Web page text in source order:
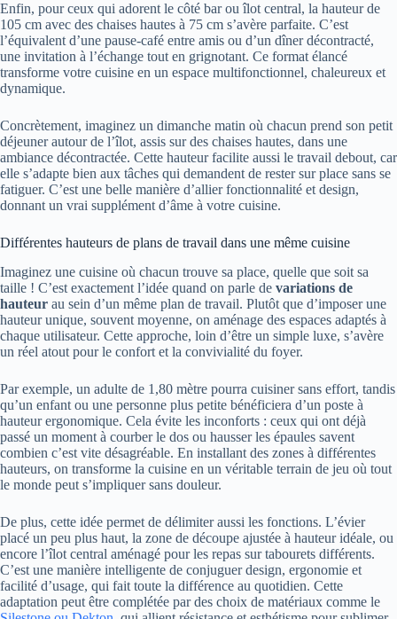
Enfin, pour ceux qui adorent le côté bar ou îlot central, la hauteur de
105 cm avec des chaises hautes à 75 cm s’avère parfaite. C’est
l’équivalent d’une pause-café entre amis ou d’un dîner décontracté,
une invitation à l’échange tout en grignotant. Ce format élancé
transforme votre cuisine en un espace multifonctionnel, chaleureux et
dynamique.
Concrètement, imaginez un dimanche matin où chacun prend son petit
déjeuner autour de l’îlot, assis sur des chaises hautes, dans une
ambiance décontractée. Cette hauteur facilite aussi le travail debout, car
elle s’adapte bien aux tâches qui demandent de rester sur place sans se
fatiguer. C’est une belle manière d’allier fonctionnalité et design,
donnant un vrai supplément d’âme à votre cuisine.
Différentes hauteurs de plans de travail dans une même cuisine
Imaginez une cuisine où chacun trouve sa place, quelle que soit sa
taille ! C’est exactement l’idée quand on parle de variations de
hauteur au sein d’un même plan de travail. Plutôt que d’imposer une
hauteur unique, souvent moyenne, on aménage des espaces adaptés à
chaque utilisateur. Cette approche, loin d’être un simple luxe, s’avère
un réel atout pour le confort et la convivialité du foyer.
Par exemple, un adulte de 1,80 mètre pourra cuisiner sans effort, tandis
qu’un enfant ou une personne plus petite bénéficiera d’un poste à
hauteur ergonomique. Cela évite les inconforts : ceux qui ont déjà
passé un moment à courber le dos ou hausser les épaules savent
combien c’est vite désagréable. En installant des zones à différentes
hauteurs, on transforme la cuisine en un véritable terrain de jeu où tout
le monde peut s’impliquer sans douleur.
De plus, cette idée permet de délimiter aussi les fonctions. L’évier
placé un peu plus haut, la zone de découpe ajustée à hauteur idéale, ou
encore l’îlot central aménagé pour les repas sur tabourets différents.
C’est une manière intelligente de conjuguer design, ergonomie et
facilité d’usage, qui fait toute la différence au quotidien. Cette
adaptation peut être complétée par des choix de matériaux comme le